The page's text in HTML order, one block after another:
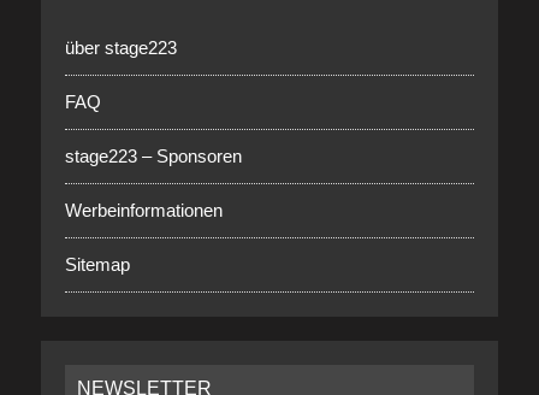
über stage223
FAQ
stage223 – Sponsoren
Werbeinformationen
Sitemap
NEWSLETTER